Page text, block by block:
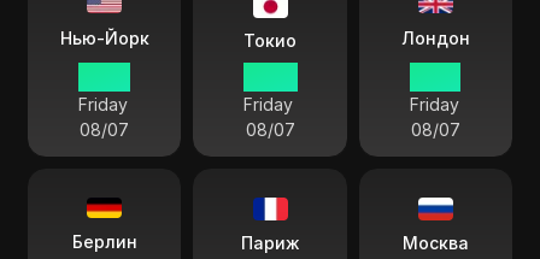
Нью-Йорк
Friday
08/07
Токио
Friday
08/07
Лондон
Friday
08/07
Берлин Париж Москва